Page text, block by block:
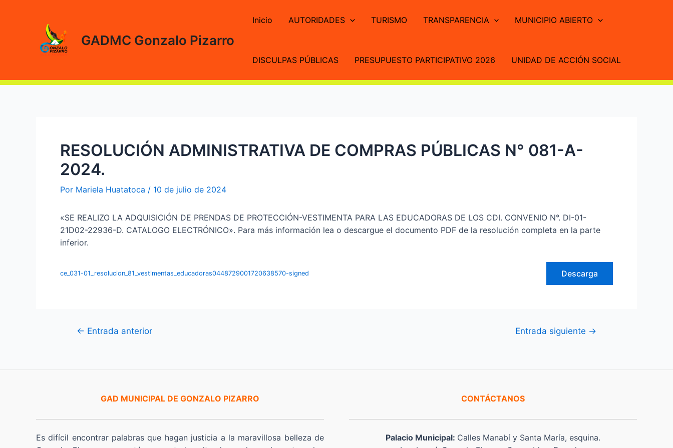
GADMC Gonzalo Pizarro
Inicio AUTORIDADES TURISMO TRANSPARENCIA MUNICIPIO ABIERTO
DISCULPAS PÚBLICAS PRESUPUESTO PARTICIPATIVO 2026 UNIDAD DE ACCIÓN SOCIAL
RESOLUCIÓN ADMINISTRATIVA DE COMPRAS PÚBLICAS N° 081-A-
2024.
Por Mariela Huatatoca / 10 de julio de 2024
«SE REALIZO LA ADQUISICIÓN DE PRENDAS DE PROTECCIÓN-VESTIMENTA PARA LAS EDUCADORAS DE LOS CDI. CONVENIO N°. DI-01-
21D02-22936-D. CATALOGO ELECTRÓNICO». Para más información lea o descargue el documento PDF de la resolución completa en la parte
inferior.
ce_031-01_resolucion_81_vestimentas_educadoras0448729001720638570-signed Descarga
Navegación
← Entrada anterior Entrada siguiente →
GAD MUNICIPAL DE GONZALO PIZARRO
Es difícil encontrar palabras que hagan justicia a la maravillosa belleza de
CONTÁCTANOS
Palacio Municipal: Calles Manabí y Santa María, esquina.